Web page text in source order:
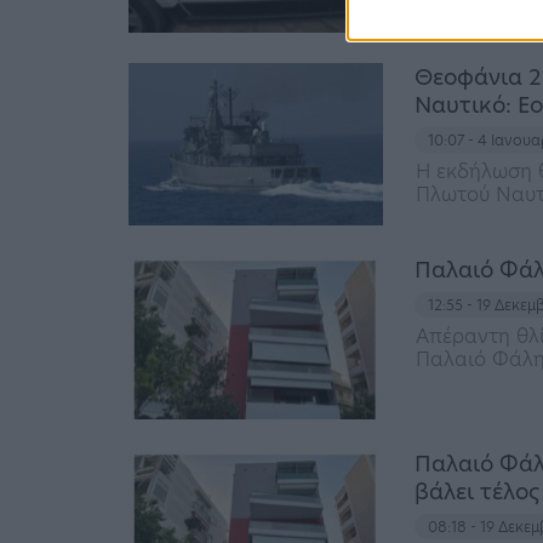
Θεοφάνια
Ναυτικό:
10:07 - 4
Η εκδήλωση
Πλωτού
Παλαιό
12:55 - 19
Απέραντη
Παλαιό
Παλαιό
βάλει
08:18 - 19